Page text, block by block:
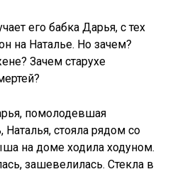
его бабка Дарья, с тех
на Наталье. Но зачем?
Зачем старухе
помолодевшая
стояла рядом со
на доме ходила ходуном.
зашевелилась. Стекла в